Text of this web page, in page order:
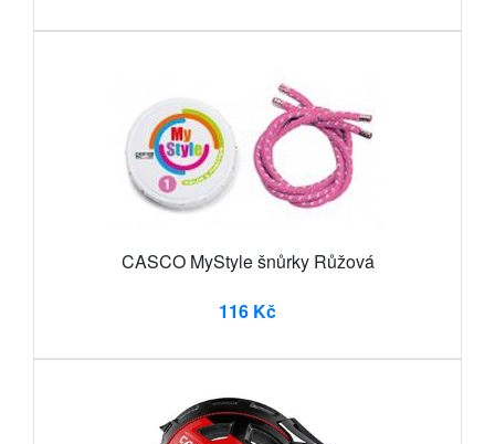
CASCO MyStyle šnůrky Růžová
116 Kč